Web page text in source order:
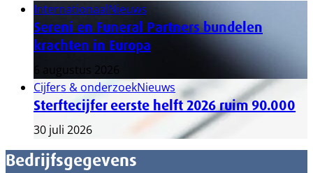
InternationaalNieuws
Sereni en Funeral Partners bundelen
krachten in Europa
6 augustus 2026
Cijfers & onderzoekNieuws
Sterftecijfer eerste helft 2026 ruim 90.000
30 juli 2026
Bedrijfsgegevens